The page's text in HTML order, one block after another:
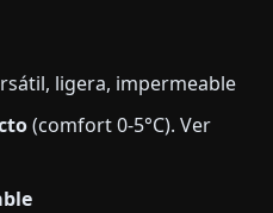
ligera, impermeable
(comfort 0-5°C). Ver